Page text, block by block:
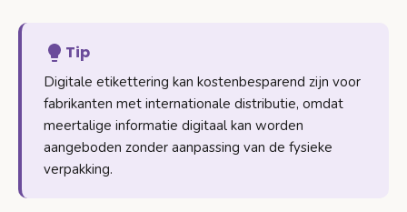
Tip
Digitale etikettering kan kostenbesparend zijn voor
fabrikanten met internationale distributie, omdat
meertalige informatie digitaal kan worden
aangeboden zonder aanpassing van de fysieke
verpakking.